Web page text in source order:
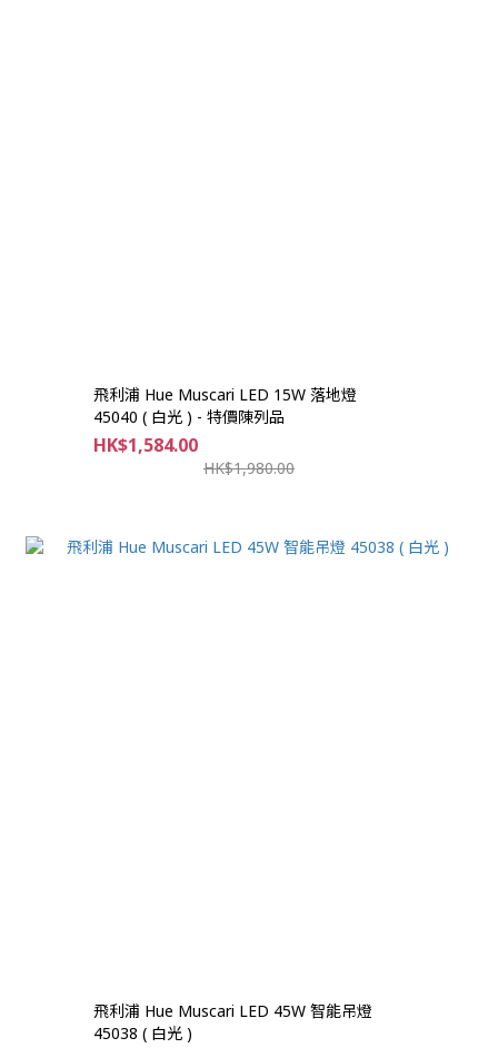
飛利浦 Hue Muscari LED 15W 落地燈
45040 ( 白光 ) - 特價陳列品
HK$1,584.00
HK$1,980.00
飛利浦 Hue Muscari LED 45W 智能吊燈
45038 ( 白光 )